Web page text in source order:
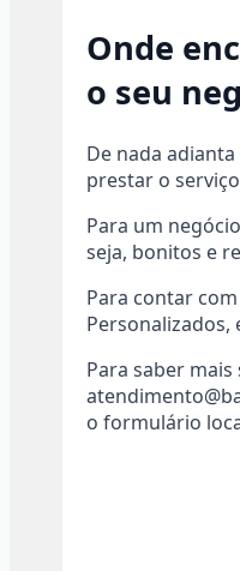
Onde
o seu
De nada
prestar o
Para um
seja, bonitos e
Para contar
Personalizados,
Para saber
o formulário